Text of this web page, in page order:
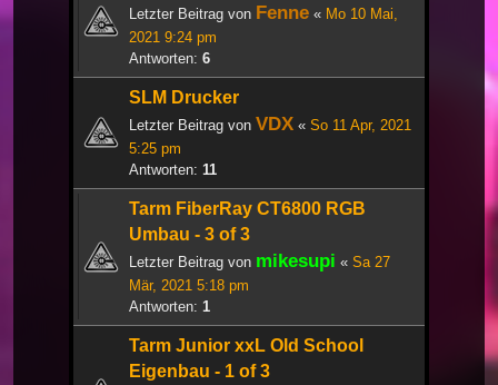
Letzter Beitrag von Fenne « Mo 10 Mai,
2021 9:24 pm
Antworten: 6
SLM Drucker
Letzter Beitrag von VDX « So 11 Apr, 2021
5:25 pm
Antworten: 11
Tarm FiberRay CT6800 RGB
Umbau - 3 of 3
Letzter Beitrag von mikesupi « Sa 27
Mär, 2021 5:18 pm
Antworten: 1
Tarm Junior xxL Old School
Eigenbau - 1 of 3